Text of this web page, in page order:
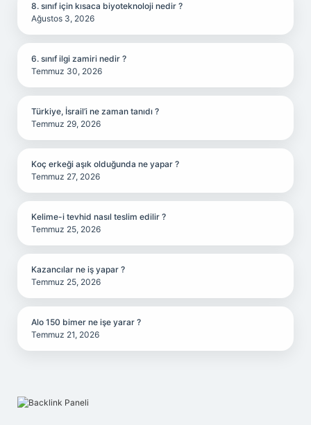
8. sınıf için kısaca biyoteknoloji nedir ?
Ağustos 3, 2026
6. sınıf ilgi zamiri nedir ?
Temmuz 30, 2026
Türkiye, İsrail’i ne zaman tanıdı ?
Temmuz 29, 2026
Koç erkeği aşık olduğunda ne yapar ?
Temmuz 27, 2026
Kelime-i tevhid nasıl teslim edilir ?
Temmuz 25, 2026
Kazancılar ne iş yapar ?
Temmuz 25, 2026
Alo 150 bimer ne işe yarar ?
Temmuz 21, 2026